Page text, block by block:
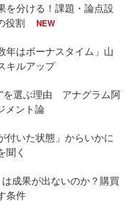
を分ける！課題・論点設
役割
NEW
年はボーナスタイム」山
キルアップ
を選ぶ理由 アナグラム阿
メント論
付いた状態」からいかに
聞く
成果が出ないのか？購買
条件